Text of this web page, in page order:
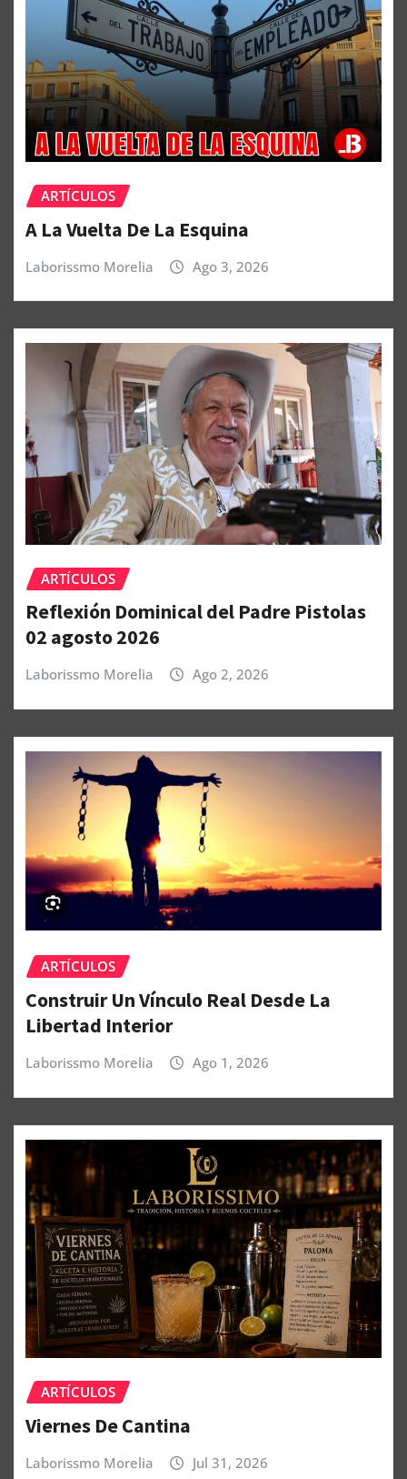
ARTÍCULOS
A La Vuelta De La Esquina
Laborissmo Morelia Ago 3, 2026
ARTÍCULOS
Reflexión Dominical del Padre Pistolas
02 agosto 2026
Laborissmo Morelia Ago 2, 2026
ARTÍCULOS
Construir Un Vínculo Real Desde La
Libertad Interior
Laborissmo Morelia Ago 1, 2026
ARTÍCULOS
Viernes De Cantina
Laborissmo Morelia Jul 31, 2026